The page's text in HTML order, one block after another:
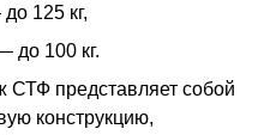
125 кг,
100 кг.
СТФ представляет собой
конструкцию,